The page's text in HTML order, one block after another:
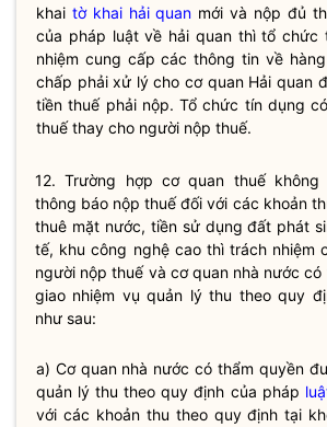
khai tờ khai hải quan mới và nộp đủ
của pháp luậtvề hải quan thì tổ chức
nhiệm cung cấp các thông tin về
chấp phải xử lý cho cơ quan Hải quan
tiền thuế phải nộp. Tổ chức tín dụng
thuế thay cho người nộp thuế.
12. Trường hợp cơ quan thuếkhông
thông báo nộpthuếđối với các khoản
thuê mặt nước, tiền sử dụng đất phát
tế, khu công nghệ cao thì trách nhiệm
người nộpthuếvà cơ quan nhà nước có
giao nhiệm vụ quản lý thu theo quy
như sau:
a) Cơ quan nhà nước có thẩm quyền
quản lý thu theo quy định của pháp
với các khoản thu theo quy định tại